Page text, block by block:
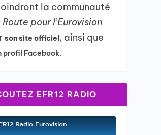
la communauté
Route pour l’Eurovision
son site officiel, ainsi que
profil Facebook.
EFR12 RADIO